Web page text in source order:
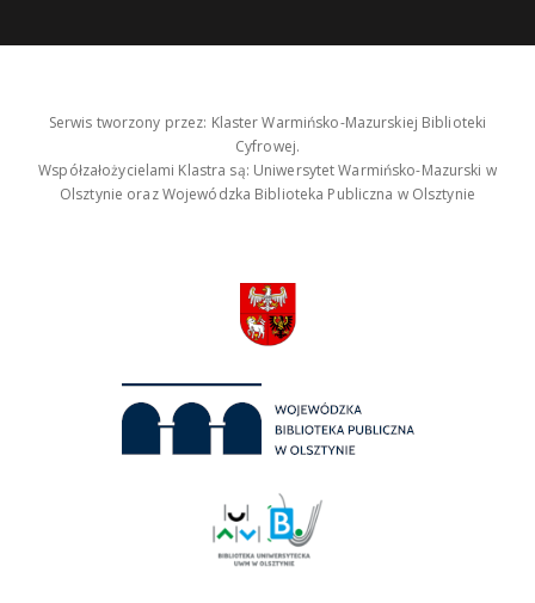
Serwis tworzony przez: Klaster Warmińsko-Mazurskiej Biblioteki
Cyfrowej.
Współzałożycielami Klastra są: Uniwersytet Warmińsko-Mazurski w
Olsztynie oraz Wojewódzka Biblioteka Publiczna w Olsztynie